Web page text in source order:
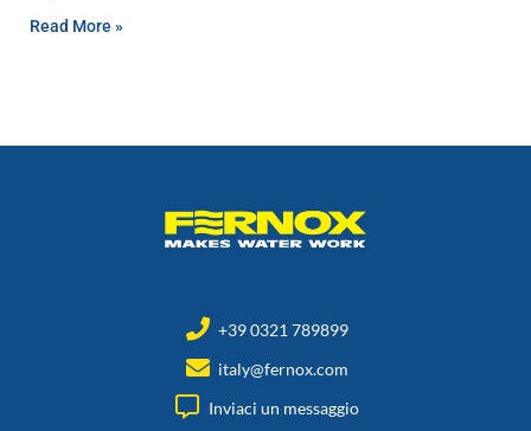
Read More »
+39 0321 789899
italy@fernox.com
Inviaci un messaggio